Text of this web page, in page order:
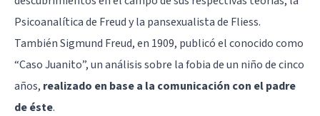
Psicoanalítica de Freud y la pansexualista de Fliess.
También Sigmund Freud, en 1909, publicó el conocido como
“Caso Juanito”, un análisis sobre lafobiade un niño de cinco
años, realizado en base a la comunicación con el padre
de éste.